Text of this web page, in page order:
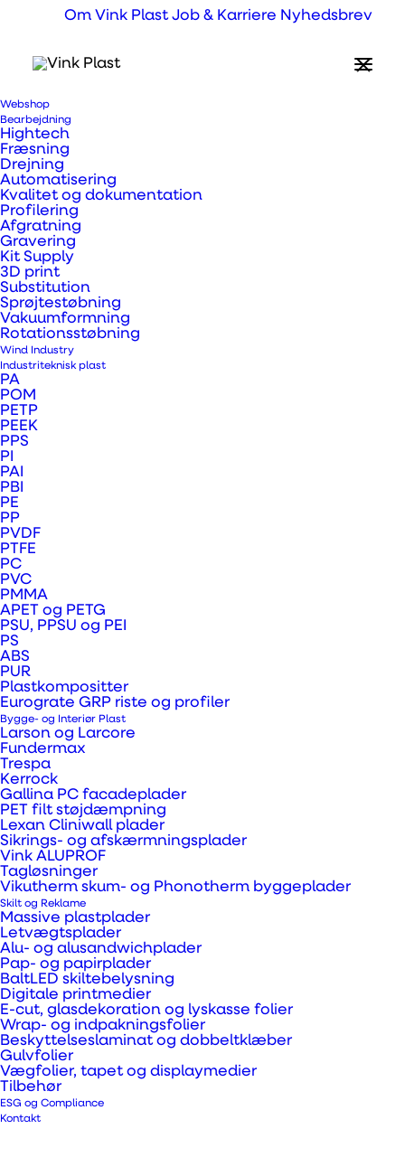
Om Vink Plast Job & Karriere Nyhedsbrev
Webshop
Bearbejdning
Hightech
Fræsning
Drejning
Automatisering
Kvalitet og dokumentation
Profilering
Afgratning
Gravering
Kit Supply
3D print
Substitution
Sprøjtestøbning
Vakuumformning
Rotationsstøbning
Wind Industry
Industriteknisk plast
PA
POM
PETP
PEEK
PPS
PI
PAI
PBI
PE
PP
PVDF
PTFE
PC
PVC
PMMA
APET og PETG
PSU, PPSU og PEI
PS
ABS
PUR
Plastkompositter
Eurograte GRP riste og profiler
Bygge- og Interiør Plast
Larson og Larcore
Fundermax
Trespa
Kerrock
Gallina PC facadeplader
PET filt støjdæmpning
Lexan Cliniwall plader
Sikrings- og afskærmningsplader
Vink ALUPROF
Tagløsninger
Vikutherm skum- og Phonotherm byggeplader
Skilt og Reklame
Massive plastplader
Letvægtsplader
Alu- og alusandwichplader
Pap- og papirplader
BaltLED skiltebelysning
Digitale printmedier
E-cut, glasdekoration og lyskasse folier
Wrap- og indpakningsfolier
Beskyttelseslaminat og dobbeltklæber
Gulvfolier
Vægfolier, tapet og displaymedier
Tilbehør
ESG og Compliance
Kontakt
bliver til nye
plastplader:
Sådan
vores
returloop
Vores retursystem
håndterer nu mere end
18 tons plastrester om
året, som bliver
genanvendt til nye
plastplader. Vi har
samtidig et overblik over,
hvad der sker med
plastresterne og kan
følge vores plast hele
vejen fra afskær til
genanvendelse og til et
nyt produkt er klar til at